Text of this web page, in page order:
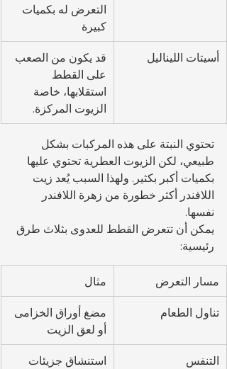
التعرض له بكميات
كبيرة
أسيتات الليناليل
قد يكون من الصعب
على القطط
استقلابها، خاصة
الزيوت المركزة.
تحتوي النبتة على هذه المركبات بشكل
طبيعي، لكن الزيوت العطرية تحتوي عليها
بكميات أكبر بكثير. ولهذا السبب يُعد زيت
اللافندر أكثر خطورة من زهرة اللافندر
نفسها.
يمكن أن تتعرض القطط للعدوى بثلاث طرق
رئيسية:
مسار التعرض مثال
تناول الطعام
مضغ أوراق الخزامى
أو لعق الزيت
التنفس
استنشاق جزيئات